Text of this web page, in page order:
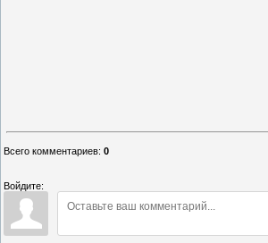
Всего комментариев: 0
Войдите: